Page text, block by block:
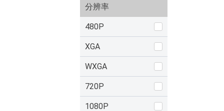
分辨率
480P
XGA
WXGA
720P
1080P